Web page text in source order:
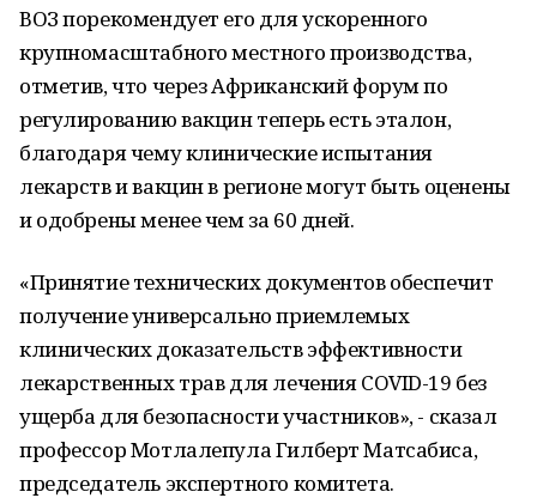
ВОЗ порекомендует его для ускоренного
крупномасштабного местного производства,
отметив, что через Африканский форум по
регулированию вакцин теперь есть эталон,
благодаря чему клинические испытания
лекарств и вакцин в регионе могут быть оценены
и одобрены менее чем за 60 дней.
«Принятие технических документов обеспечит
получение универсально приемлемых
клинических доказательств эффективности
лекарственных трав для лечения COVID-19 без
ущерба для безопасности участников», - сказал
профессор Мотлалепула Гилберт Матсабиса,
председатель экспертного комитета.